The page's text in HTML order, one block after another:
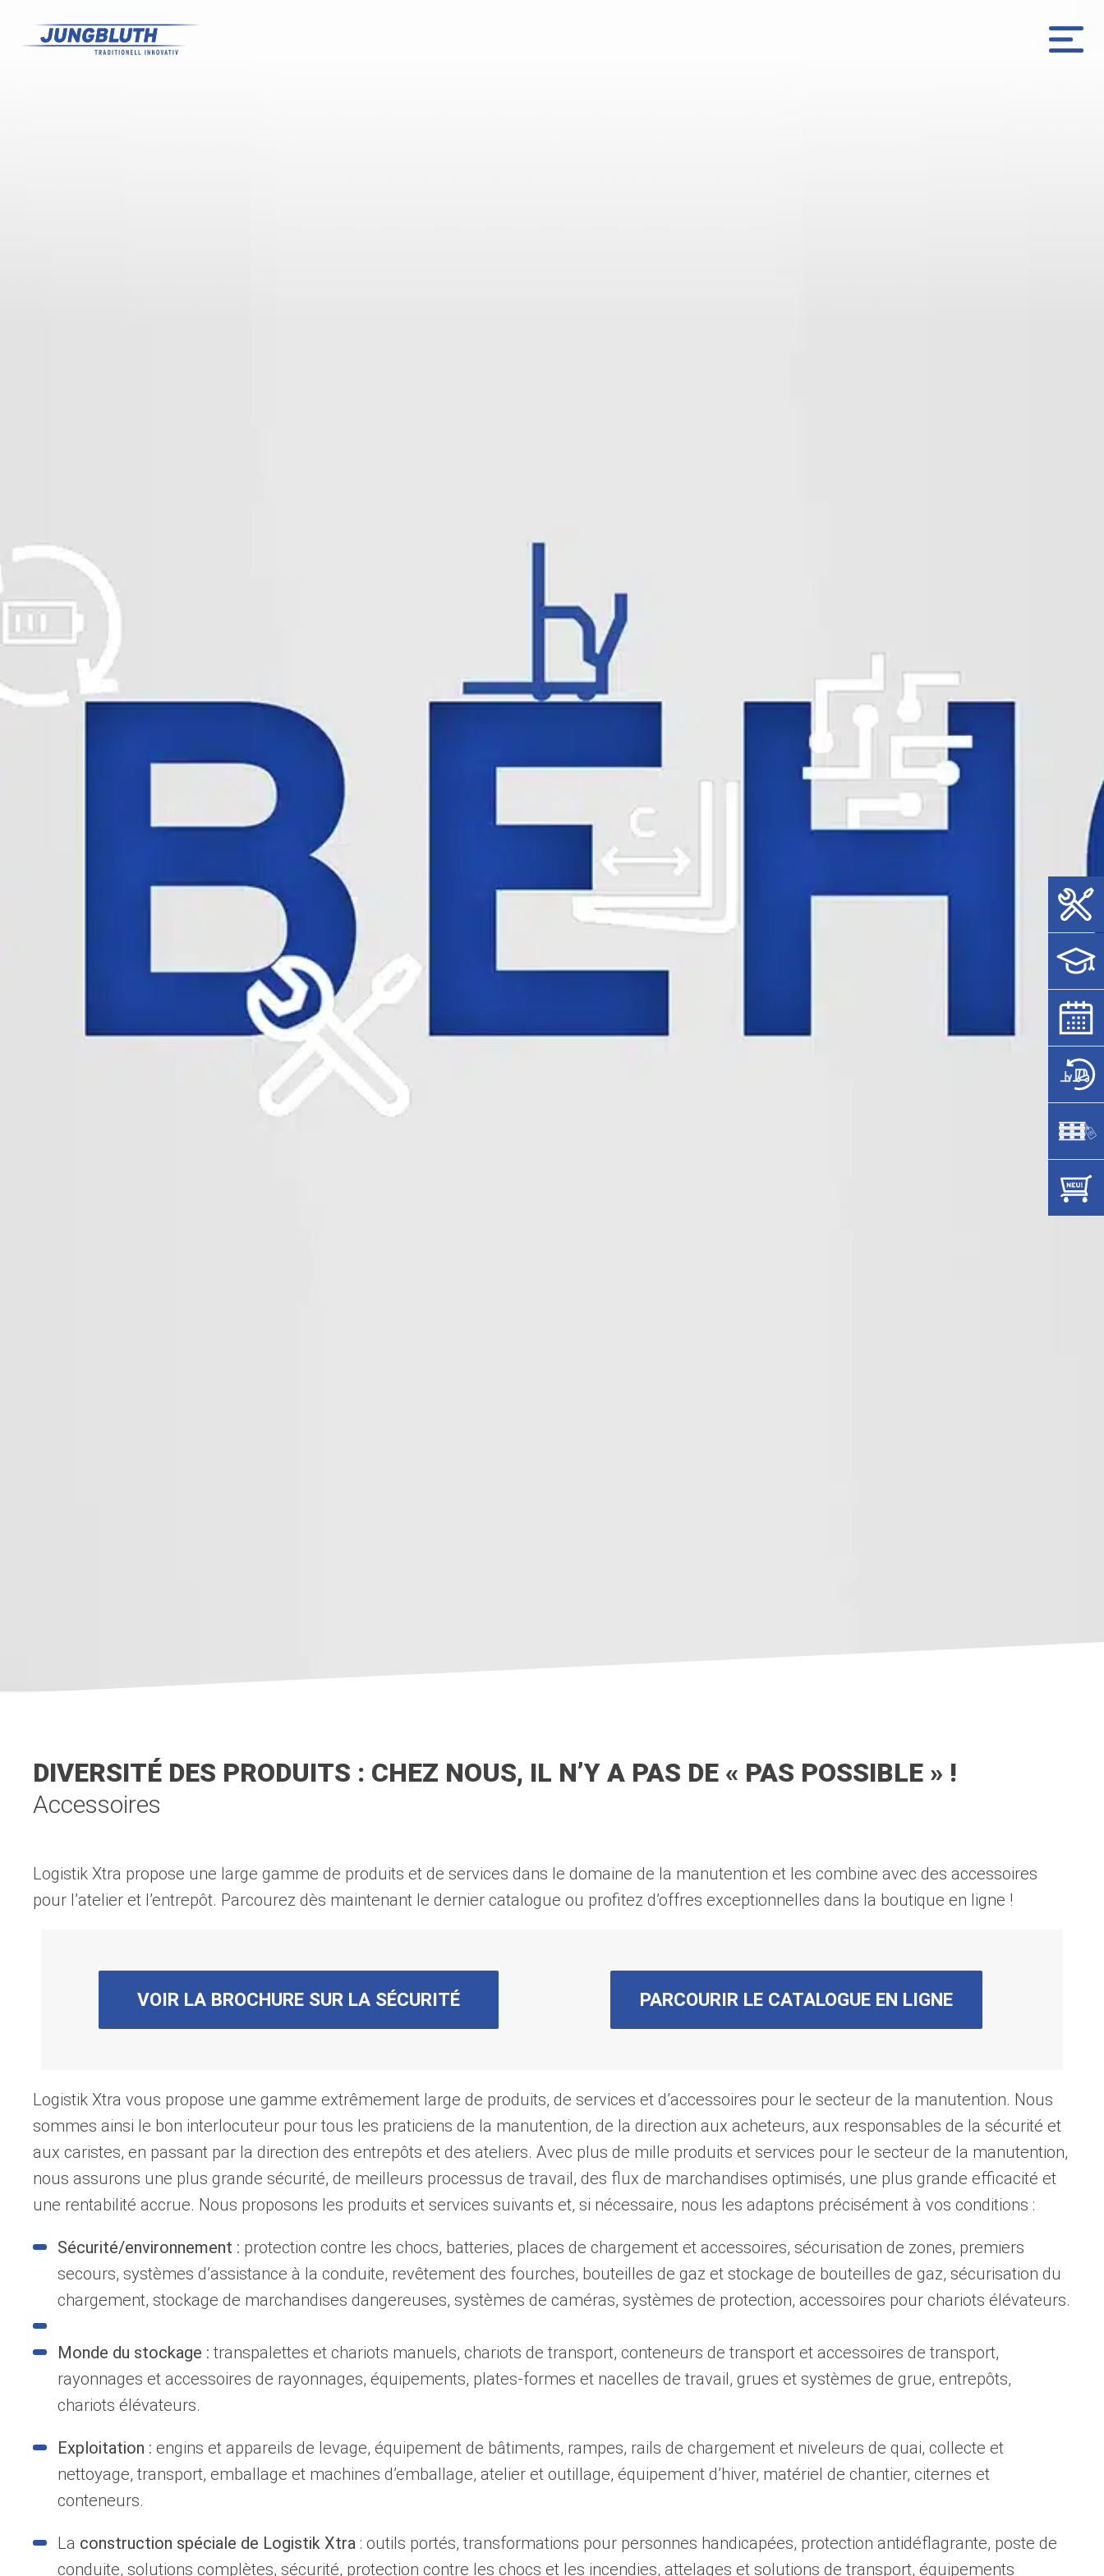
Accessoires
DIVERSITÉ DES PRODUITS : CHEZ NOUS, IL N’Y A PAS DE « PAS POSSIBLE » !
Logistik Xtra propose une large gamme de produits et de services dans le domaine de la manutention et les combine avec des accessoires
pour l’atelier et l’entrepôt. Parcourez dès maintenant le dernier catalogue ou profitez d’offres exceptionnelles dans la boutique en ligne !
VOIR LA BROCHURE SUR LA SÉCURITÉ PARCOURIR LE CATALOGUE EN LIGNE
Logistik Xtra vous propose une gamme extrêmement large de produits, de services et d’accessoires pour le secteur de la manutention. Nous
sommes ainsi le bon interlocuteur pour tous les praticiens de la manutention, de la direction aux acheteurs, aux responsables de la sécurité et
aux caristes, en passant par la direction des entrepôts et des ateliers. Avec plus de mille produits et services pour le secteur de la manutention,
nous assurons une plus grande sécurité, de meilleurs processus de travail, des flux de marchandises optimisés, une plus grande efficacité et
une rentabilité accrue. Nous proposons les produits et services suivants et, si nécessaire, nous les adaptons précisément à vos conditions :
Sécurité/environnement : protection contre les chocs, batteries, places de chargement et accessoires, sécurisation de zones, premiers
secours, systèmes d’assistance à la conduite, revêtement des fourches, bouteilles de gaz et stockage de bouteilles de gaz, sécurisation du
chargement, stockage de marchandises dangereuses, systèmes de caméras, systèmes de protection, accessoires pour chariots élévateurs.
Monde du stockage : transpalettes et chariots manuels, chariots de transport, conteneurs de transport et accessoires de transport,
rayonnages et accessoires de rayonnages, équipements, plates-formes et nacelles de travail, grues et systèmes de grue, entrepôts,
chariots élévateurs.
Exploitation : engins et appareils de levage, équipement de bâtiments, rampes, rails de chargement et niveleurs de quai, collecte et
nettoyage, transport, emballage et machines d’emballage, atelier et outillage, équipement d’hiver, matériel de chantier, citernes et
conteneurs.
La construction spéciale de Logistik Xtra : outils portés, transformations pour personnes handicapées, protection antidéflagrante, poste de
conduite, solutions complètes, sécurité, protection contre les chocs et les incendies, attelages et solutions de transport, équipements